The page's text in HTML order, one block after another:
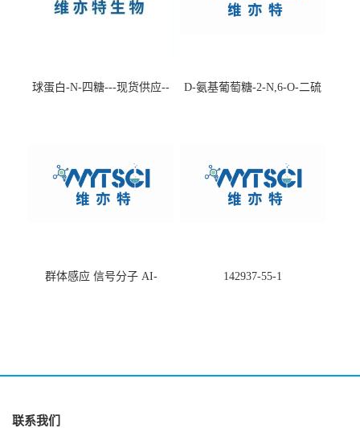
球蛋白-N-四糖---现货供应--
D-氨基葡萄糖-2-N,6-O-二硫
群体感应 信号分子 AI-
142937-55-1
联系我们